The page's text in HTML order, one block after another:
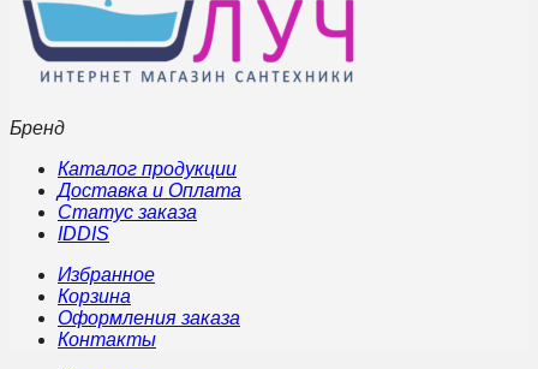
Бренд
Каталог продукции
Доставка и Оплата
Статус заказа
IDDIS
Избранное
Корзина
Оформления заказа
Контакты